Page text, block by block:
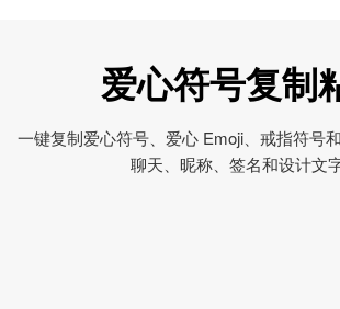
爱心符号复制
一键复制爱心符号、爱心 Emoji、戒指符号
聊天、昵称、签名和设计文